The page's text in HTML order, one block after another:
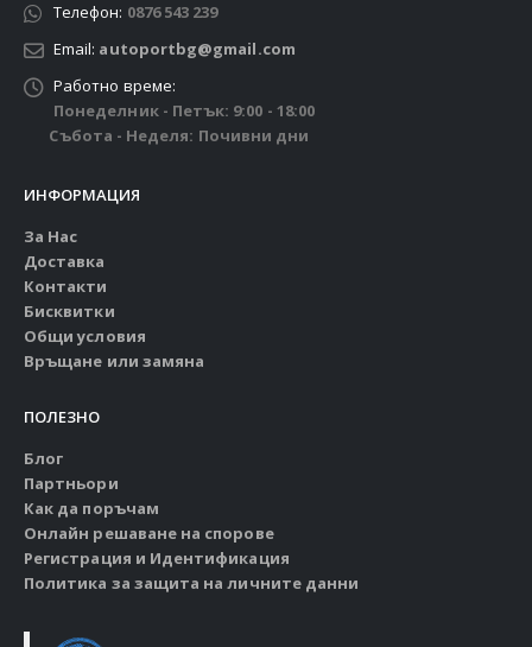
Телефон: 0876 543 239
Email: autoportbg@gmail.com
Работно време:
Понеделник - Петък: 9:00 - 18:00
Събота - Неделя: Почивни дни
ИНФОРМАЦИЯ
За Нас
Доставка
Контакти
Бисквитки
Общи условия
Връщане или замяна
ПОЛЕЗНО
Блог
Партньори
Как да поръчам
Онлайн решаване на спорове
Регистрация и Идентификация
Политика за защита на личните данни